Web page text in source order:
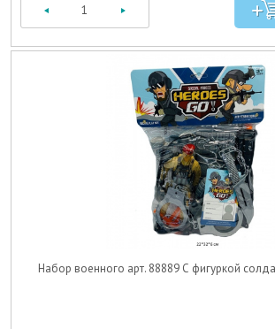
Набор военного арт. 88889 С фигуркой